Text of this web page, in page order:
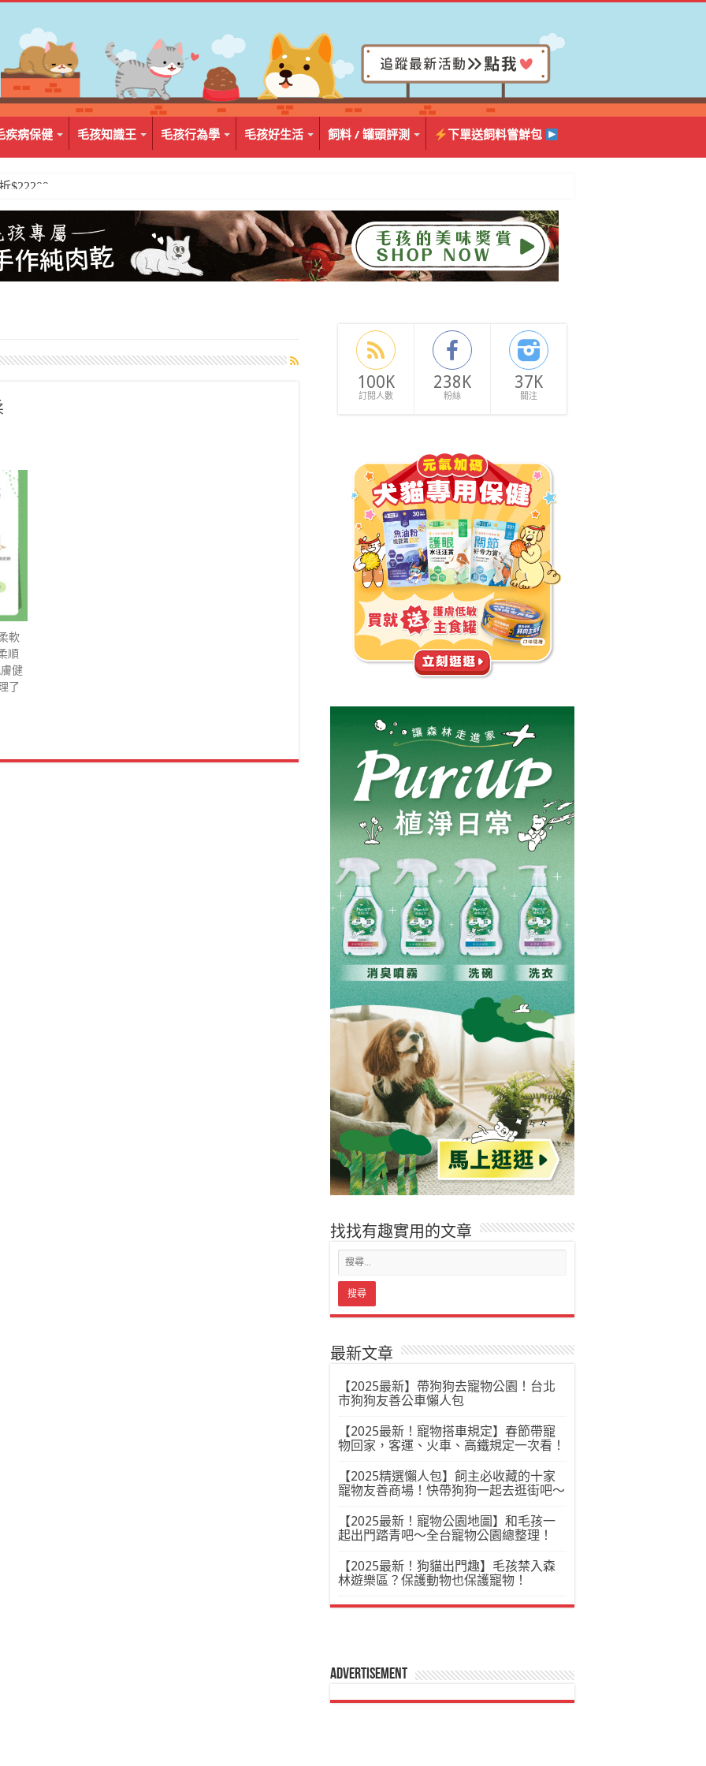
疾病保健 毛孩知識王 毛孩行為學 毛孩好生活 飼料 / 罐頭評測 下單送飼料嘗鮮包
組$399
軟
順
健
了
100K
訂閱人數
238K
粉絲
37K
關注
找找有趣實用的文章
最新文章
【2025最新】帶狗狗去寵物公園！台北
市狗狗友善公車懶人包
【2025最新！寵物搭車規定】春節帶寵
物回家，客運、火車、高鐵規定一次看！
【2025精選懶人包】飼主必收藏的十家
寵物友善商場！快帶狗狗一起去逛街吧～
【2025最新！寵物公園地圖】和毛孩一
起出門踏青吧～全台寵物公園總整理！
【2025最新！狗貓出門趣】毛孩禁入森
林遊樂區？保護動物也保護寵物！
Advertisement